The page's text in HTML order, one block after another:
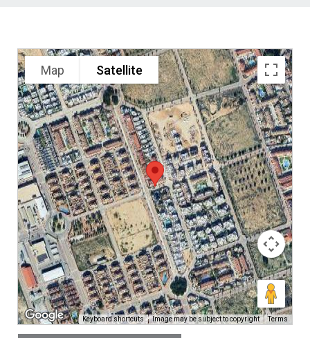
Map Satellite
Keyboard shortcuts Image may be subject to copyright Terms